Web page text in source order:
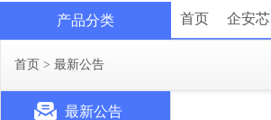
产品分类 首页 企安芯
首页 > 最新公告
最新公告